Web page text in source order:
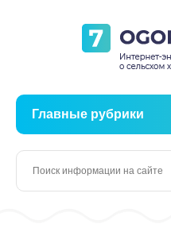
Главные рубрики